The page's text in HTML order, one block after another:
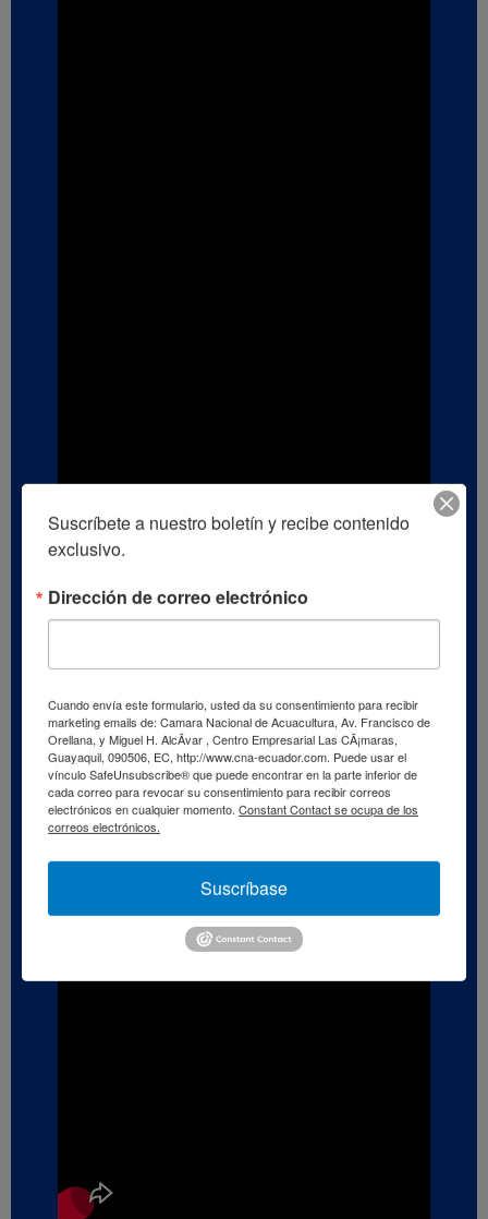
Suscríbete a nuestro boletín y recibe contenido
exclusivo.
Dirección de correo electrónico
Cuando envía este formulario, usted da su consentimiento para recibir
marketing emails de: Camara Nacional de Acuacultura, Av. Francisco de
Orellana, y Miguel H. AlcÃ­var , Centro Empresarial Las CÃ¡maras,
Guayaquil, 090506, EC, http://www.cna-ecuador.com. Puede usar el
vínculo SafeUnsubscribe® que puede encontrar en la parte inferior de
cada correo para revocar su consentimiento para recibir correos
electrónicos en cualquier momento. Constant Contact se ocupa de los
correos electrónicos.
Suscríbase